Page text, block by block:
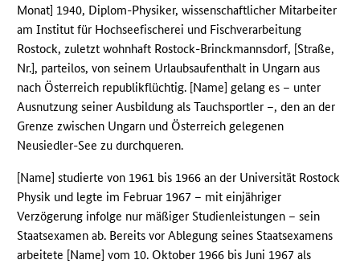
Monat] 1940, Diplom-Physiker, wissenschaftlicher Mitarbeiter
am Institut für Hochseefischerei und Fischverarbeitung
Rostock, zuletzt wohnhaft Rostock-Brinckmannsdorf, [Straße,
Nr.], parteilos, von seinem Urlaubsaufenthalt in Ungarn aus
nach Österreich republikflüchtig. [Name] gelang es – unter
Ausnutzung seiner Ausbildung als Tauchsportler –, den an der
Grenze zwischen Ungarn und Österreich gelegenen
Neusiedler-See zu durchqueren.
[Name] studierte von 1961 bis 1966 an der Universität Rostock
Physik und legte im Februar 1967 – mit einjähriger
Verzögerung infolge nur mäßiger Studienleistungen – sein
Staatsexamen ab. Bereits vor Ablegung seines Staatsexamens
arbeitete [Name] vom 10. Oktober 1966 bis Juni 1967 als